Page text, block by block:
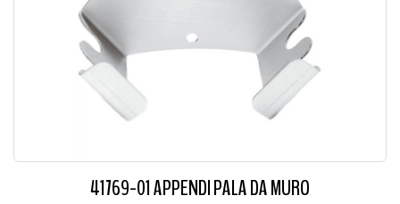
41769-01 APPENDI PALA DA MURO